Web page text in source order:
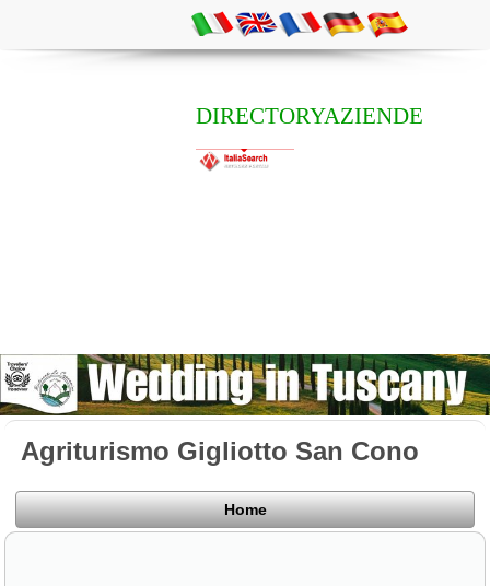
DIRECTORYAZIENDE
Agriturismo Gigliotto San Cono
Home